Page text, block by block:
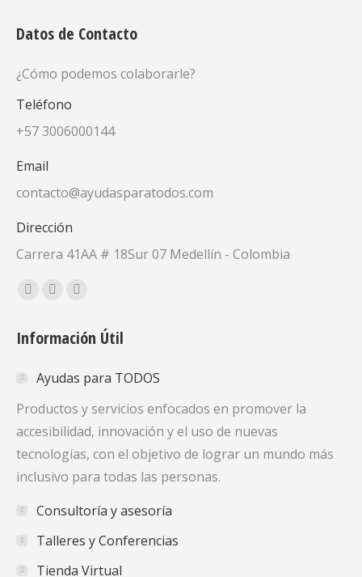
Datos de Contacto
¿Cómo podemos colaborarle?
Teléfono
+57 3006000144
Email
contacto@ayudasparatodos.com
Dirección
Carrera 41AA # 18Sur 07 Medellín - Colombia
Encuéntranos en:
Facebook
opens
new
window
X
opens
new
window
YouTube
opens
new
window
Información Útil
Ayudas para TODOS
Productos y servicios enfocados en promover la
accesibilidad, innovación y el uso de nuevas
tecnologías, con el objetivo de lograr un mundo más
inclusivo para todas las personas.
Consultoría y asesoría
Talleres y Conferencias
Tienda Virtual